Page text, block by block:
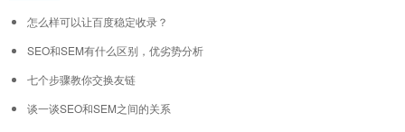
怎么样可以让百度稳定收录？
SEO和SEM有什么区别，优劣势分析
七个步骤教你交换友链
谈一谈SEO和SEM之间的关系